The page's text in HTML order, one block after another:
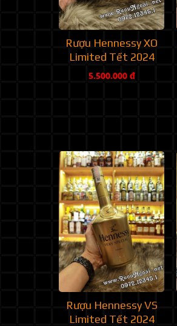
Rượu Hennessy XO
Limited Tết 2024
5.500.000 đ
Rượu Hennessy VS
Limited Tết 2024